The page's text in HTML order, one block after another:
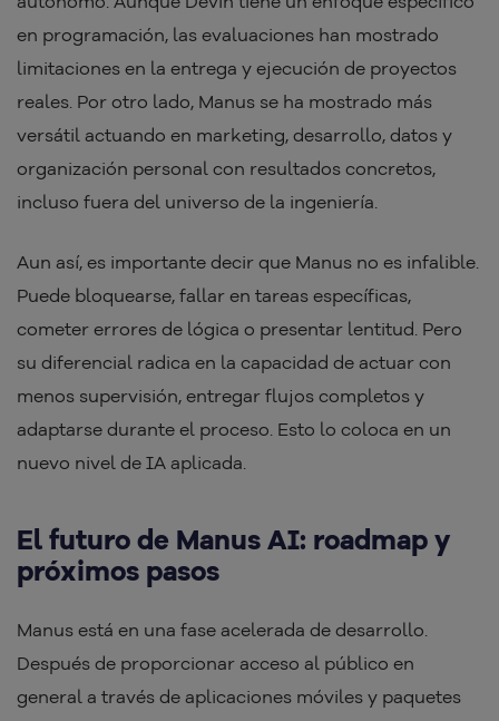
en programación, las evaluaciones han mostrado
limitaciones en la entrega y ejecución de proyectos
reales. Por otro lado, Manus se ha mostrado más
versátil actuando en marketing, desarrollo, datos y
organización personal con resultados concretos,
incluso fuera del universo de la ingeniería.
Aun así, es importante decir que Manus no es infalible.
Puede bloquearse, fallar en tareas específicas,
cometer errores de lógica o presentar lentitud. Pero
su diferencial radica en la capacidad de actuar con
menos supervisión, entregar flujos completos y
adaptarse durante el proceso. Esto lo coloca en un
nuevo nivel de IA aplicada.
El futuro de Manus AI: roadmap y
próximos pasos
Manus está en una fase acelerada de desarrollo.
Después de proporcionar acceso al público en
general a través de aplicaciones móviles y paquetes